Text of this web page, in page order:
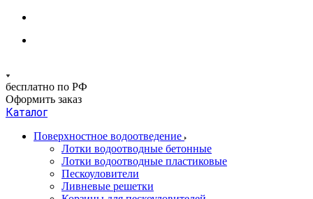
бесплатно по РФ
Оформить заказ
Каталог
Поверхностное водоотведение
Лотки водоотводные бетонные
Лотки водоотводные пластиковые
Пескоуловители
Ливневые решетки